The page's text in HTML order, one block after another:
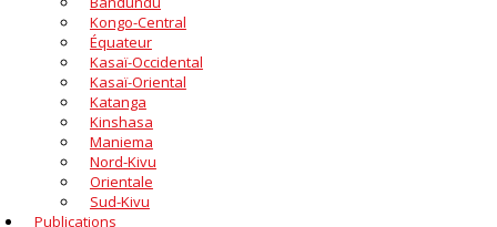
Kongo-Central
Équateur
Kasaï-Occidental
Kasaï-Oriental
Katanga
Kinshasa
Maniema
Nord-Kivu
Orientale
Sud-Kivu
Publications